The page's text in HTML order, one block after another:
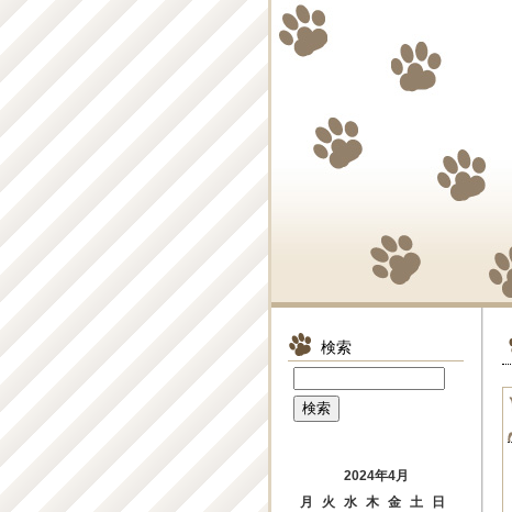
検索
2024年4月
月
火 水 木 金 土
日